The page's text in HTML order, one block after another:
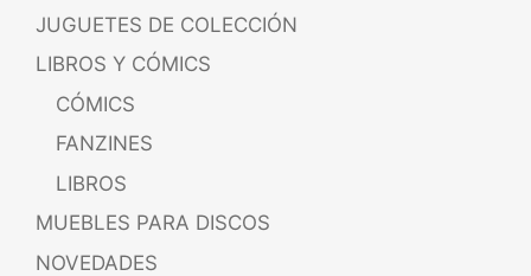
JUGUETES DE COLECCIÓN
LIBROS Y CÓMICS
CÓMICS
FANZINES
LIBROS
MUEBLES PARA DISCOS
NOVEDADES